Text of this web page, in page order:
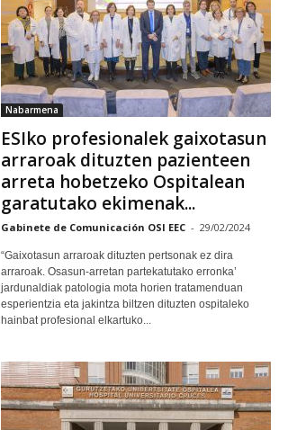
Nabarmena
ESIko profesionalek gaixotasun
arraroak dituzten pazienteen
arreta hobetzeko Ospitalean
garatutako ekimenak...
Gabinete de Comunicación OSI EEC - 29/02/2024
“Gaixotasun arraroak dituzten pertsonak ez dira
arraroak. Osasun-arretan partekatutako erronka’
jardunaldiak patologia mota horien tratamenduan
esperientzia eta jakintza biltzen dituzten ospitaleko
hainbat profesional elkartuko...